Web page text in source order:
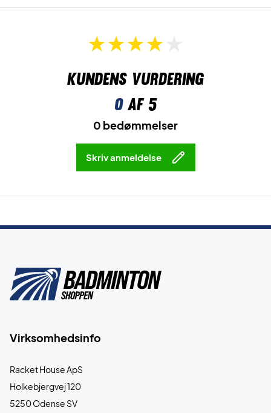
Kundens vurdering
0af 5
0 bedømmelser
Skriv anmeldelse
Virksomhedsinfo
Racket House ApS
Holkebjergvej 120
5250 Odense SV